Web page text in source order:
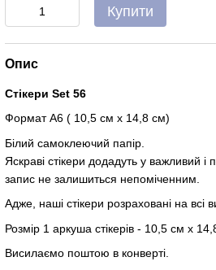
Купити
Опис
Стікери Set 56
Формат А6 ( 10,5 см х 14,8 см)
Білий самоклеючий папір.
Яскраві стікери додадуть у важливий
запис не залишиться непоміченним.
Адже, наші стікери розраховані на всі
Розмір 1 аркуша стікерів - 10,5 см х
Висилаємо поштою в конверті.